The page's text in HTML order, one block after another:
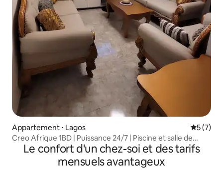
Appartement ⋅ Lagos
5 (7)
Creo Afrique 1BD | Puissance 24/7 | Piscine et salle de
sport | Lekki
Le confort d'un chez-soi et des tarifs
mensuels avantageux